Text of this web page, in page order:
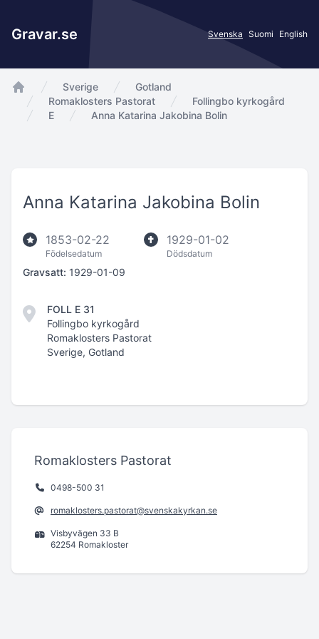
Gravar.se Svenska Suomi English
app.Start
Sverige
Gotland
Romaklosters Pastorat
Follingbo kyrkogård
E
Anna Katarina Jakobina Bolin
Anna Katarina Jakobina Bolin
1853-02-22
Födelsedatum
1929-01-02
Dödsdatum
Gravsatt: 1929-01-09
FOLL E 31
Follingbo kyrkogård
Romaklosters Pastorat
Sverige, Gotland
Romaklosters Pastorat
0498-500 31
romaklosters.pastorat@svenskakyrkan.se
Visbyvägen 33 B
62254 Romakloster